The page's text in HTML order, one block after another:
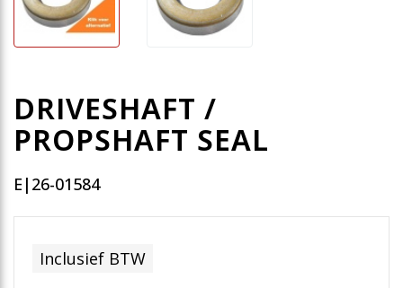
DRIVESHAFT /
PROPSHAFT SEAL
E|26-01584
Inclusief BTW